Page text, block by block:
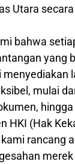
Utara
bahwa
yang
menyediakan
mulai
HKI (Hak
rancang